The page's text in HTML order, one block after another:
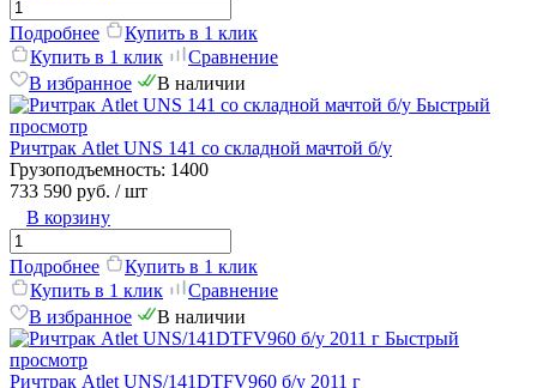
Подробнее
Купить в 1 клик
Купить в 1 клик
Сравнение
В избранное
В наличии
Быстрый
просмотр
Ричтрак Atlet UNS 141 со складной мачтой б/у
Грузоподъемность: 1400
733 590 руб. / шт
В корзину
Подробнее
Купить в 1 клик
Купить в 1 клик
Сравнение
В избранное
В наличии
Быстрый
просмотр
Ричтрак Atlet UNS/141DTFV960 б/у 2011 г